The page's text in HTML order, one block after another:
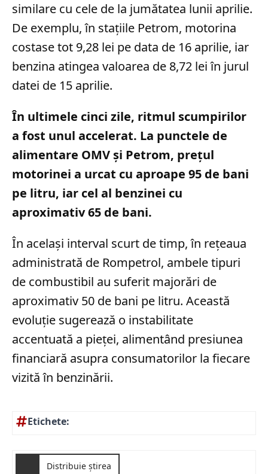
similare cu cele de la jumătatea lunii aprilie.
De exemplu, în stațiile Petrom, motorina
costase tot 9,28 lei pe data de 16 aprilie, iar
benzina atingea valoarea de 8,72 lei în jurul
datei de 15 aprilie.
În ultimele cinci zile, ritmul scumpirilor
a fost unul accelerat. La punctele de
alimentare OMV și Petrom, prețul
motorinei a urcat cu aproape 95 de bani
pe litru, iar cel al benzinei cu
aproximativ 65 de bani.
În același interval scurt de timp, în rețeaua
administrată de Rompetrol, ambele tipuri
de combustibil au suferit majorări de
aproximativ 50 de bani pe litru. Această
evoluție sugerează o instabilitate
accentuată a pieței, alimentând presiunea
financiară asupra consumatorilor la fiecare
vizită în benzinării.
Etichete:
Distribuie știrea